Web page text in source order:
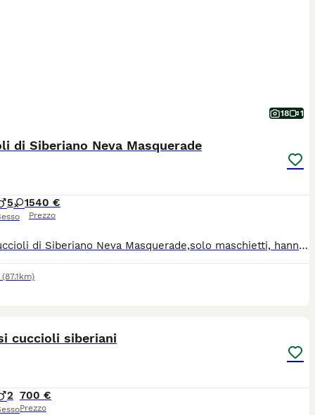
18 1
di Siberiano Neva Masquerade
5 1540 €
Prezzo
Cedo cuccioli di Siberiano Neva Masquerade,solo maschietti, hanno 3 mesi e mezzo, dolcissimi,in ottima salute, vivono in famiglia.
(87.1km)
cuccioli siberiani
2 700 €
Prezzo